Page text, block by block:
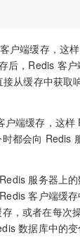
户端缓存，这
后，Redis 客
从缓存中获
端缓存，这
都会向 Redis
服务器上
客户端缓
，或者在每
数据库中的变